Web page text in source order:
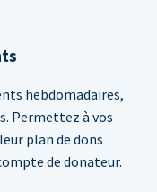
hebdomadaires,
Permettez à vos
plan de dons
de donateur.